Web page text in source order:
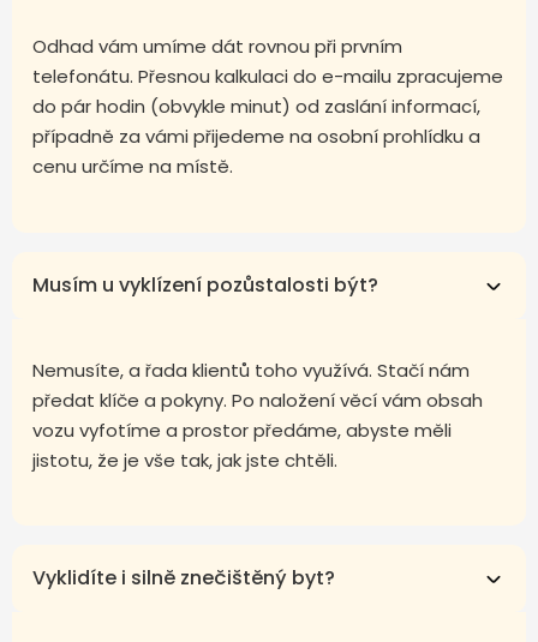
Odhad vám umíme dát rovnou při prvním
telefonátu. Přesnou kalkulaci do e-mailu zpracujeme
do pár hodin (obvykle minut) od zaslání informací,
případně za vámi přijedeme na osobní prohlídku a
cenu určíme na místě.
Musím u vyklízení pozůstalosti být?
Nemusíte, a řada klientů toho využívá. Stačí nám
předat klíče a pokyny. Po naložení věcí vám obsah
vozu vyfotíme a prostor předáme, abyste měli
jistotu, že je vše tak, jak jste chtěli.
Vyklidíte i silně znečištěný byt?